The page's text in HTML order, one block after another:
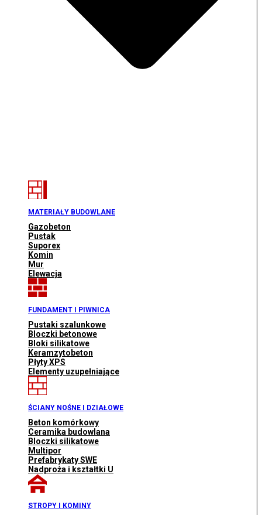
MATERIAŁY BUDOWLANE
Gazobeton
Pustak
Suporex
Komin
Mur
Elewacja
FUNDAMENT I PIWNICA
Pustaki szalunkowe
Bloczki betonowe
Bloki silikatowe
Keramzytobeton
Płyty XPS
Elementy uzupełniające
ŚCIANY NOŚNE I DZIAŁOWE
Beton komórkowy
Ceramika budowlana
Bloczki silikatowe
Multipor
Prefabrykaty SWE
Nadproża i kształtki U
STROPY I KOMINY